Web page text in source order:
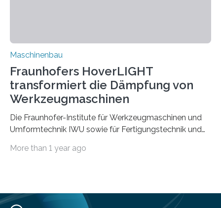
Maschinenbau
Fraunhofers HoverLIGHT
transformiert die Dämpfung von
Werkzeugmaschinen
Die Fraunhofer-Institute für Werkzeugmaschinen und
Umformtechnik IWU sowie für Fertigungstechnik und
Durchbruch in der Materialforschung erzielt: Der
partikelgefüllten Hohlkugeln erreicht HoverLIGHT einen
More than 1 year ago